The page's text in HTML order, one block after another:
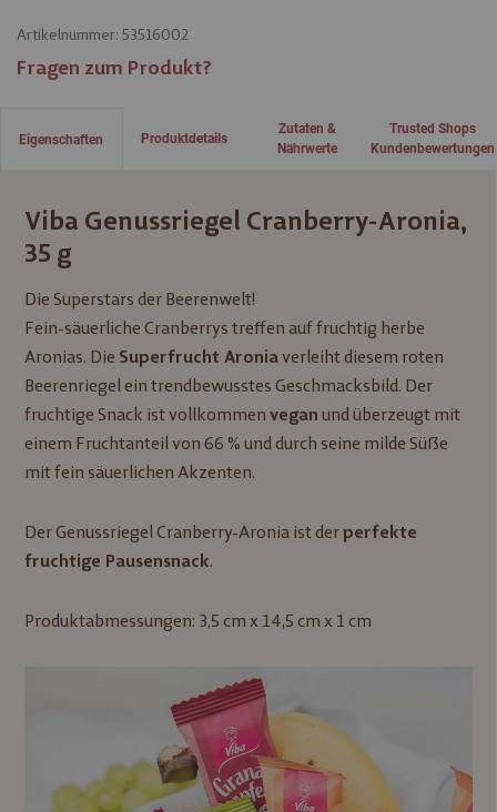
Artikelnummer: 53516002
Fragen zum Produkt?
Eigenschaften
Viba Genussriegel Cranberry-Aronia,
35 g
Die Superstars der Beerenwelt!
Fein-säuerliche Cranberrys treffen auf fruchtig herbe
Aronias. Die Superfrucht Aroniaverleiht diesem roten
Beerenriegel ein trendbewusstes Geschmacksbild. Der
fruchtige Snack ist vollkommenvegan und überzeugt mit
einem Fruchtanteil von 66 % und durch seine milde Süße
mit fein säuerlichen Akzenten.
Der Genussriegel Cranberry-Aronia ist derperfekte
fruchtige Pausensnack.
Produktabmessungen: 3,5 cm x 14,5 cm x 1 cm
Produktdetails
Zutaten &
Nährwerte
Trusted Shops
Kundenbewertungen